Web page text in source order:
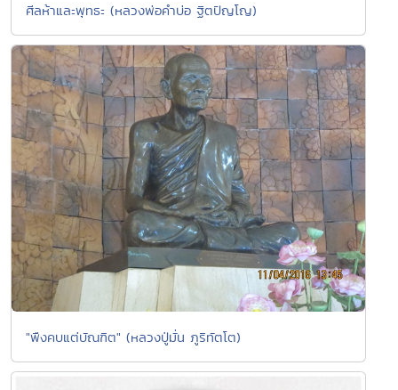
ศีลห้าและพุทธะ (หลวงพ่อคำบ่อ ฐิตปัญโญ)
"พืงคบแต่บัณฑิต" (หลวงปู่มั่น ภูริทัตโต)